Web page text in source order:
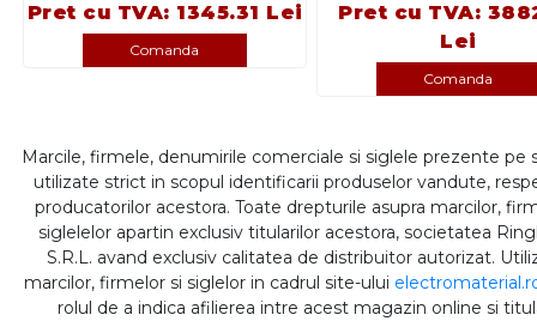
Pret cu TVA: 1345.31 Lei
Comanda
Pret cu TVA:
Lei
Comanda
Marcile, firmele, denumirile comerciale si siglele prezente pe
utilizate strict in scopul identificarii produselor vandute,
producatorilor acestora. Toate drepturile asupra marcilor,
siglelelor apartin exclusiv titularilor acestora, societatea
S.R.L. avand exclusiv calitatea de distribuitor autorizat.
marcilor, firmelor si siglelor in cadrul site-ului
rolul de a indica afilierea intre acest magazin online si